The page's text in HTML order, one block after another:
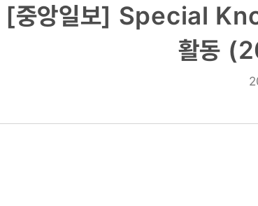
[중앙일보]
＜
[중앙일보] Special
활동